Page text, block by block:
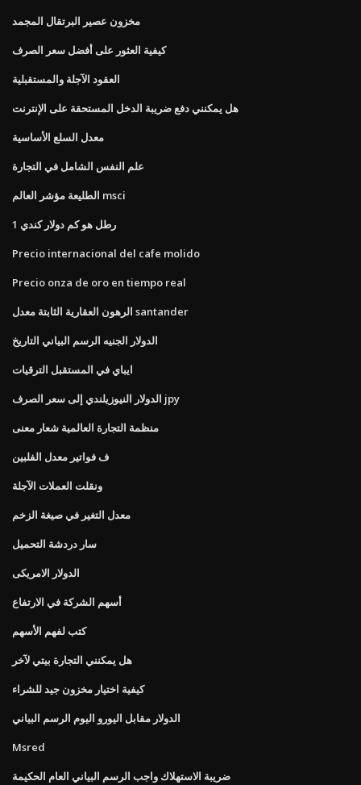
مخزون عصير البرتقال المجمد
كيفية العثور على أفضل سعر الصرف
العقود الآجلة والمستقبلية
هل يمكنني دفع ضريبة الدخل المستحقة على الإنترنت
معدل السلع الأساسية
علم النفس الشامل في التجارة
الطليعة مؤشر العالم msci
1 رطل هو كم دولار كندي
Precio internacional del cafe molido
Precio onza de oro en tiempo real
الرهون العقارية الثابتة معدل santander
الدولار الجنيه الرسم البياني التاريخ
ايباي في المستقبل الترقيات
الدولار النيوزيلندي إلى سعر الصرف jpy
منظمة التجارة العالمية شعار معنى
ف فواتير معدل الفلبين
ونقلت العملات الآجلة
معدل التغير في صيغة الزخم
سار دردشة التحميل
الدولار الامريكى
أسهم الشركة في الارتفاع
كتب لفهم الأسهم
هل يمكنني التجارة بيتي لآخر
كيفية اختيار مخزون جيد للشراء
الدولار مقابل اليورو اليوم الرسم البياني
Msred
ضريبة الاستهلاك واجب الرسم البياني العام الحكيمة